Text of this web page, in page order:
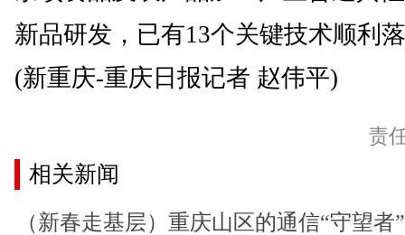
新品研发，已有13个关键技术顺利
(新重庆-重庆日报记者 赵伟平)
责
相关新闻
（新春走基层）重庆山区的通信“守望者